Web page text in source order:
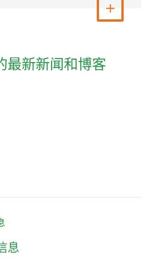
查看更多

最新新闻和博客
息